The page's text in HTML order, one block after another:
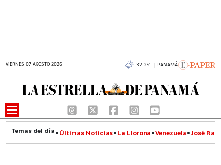
VIERNES 07 AGOSTO 2026 32.2°C | PANAMÁ
Últimas Noticias La Llorona Venezuela José